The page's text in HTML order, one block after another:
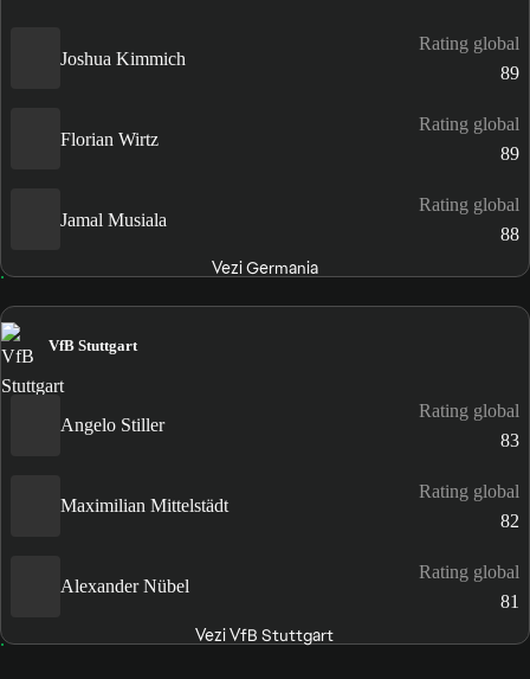
Joshua Kimmich
Rating global
89
Florian Wirtz
Rating global
89
Jamal Musiala
Rating global
88
Vezi Germania
VfB Stuttgart
Angelo Stiller
Rating global
83
Maximilian Mittelstädt
Rating global
82
Alexander Nübel
Rating global
81
Vezi VfB Stuttgart